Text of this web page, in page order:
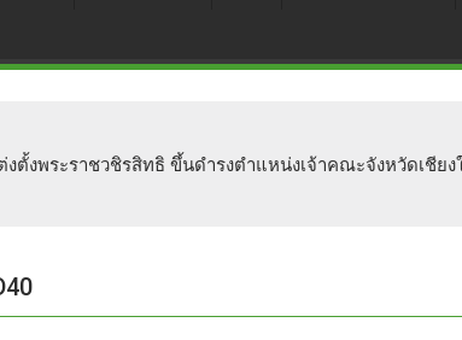
งพระราชวชิรสิทธิ ขึ้นดำรงตำแหน่งเจ้าคณะจังหวัดเชีย